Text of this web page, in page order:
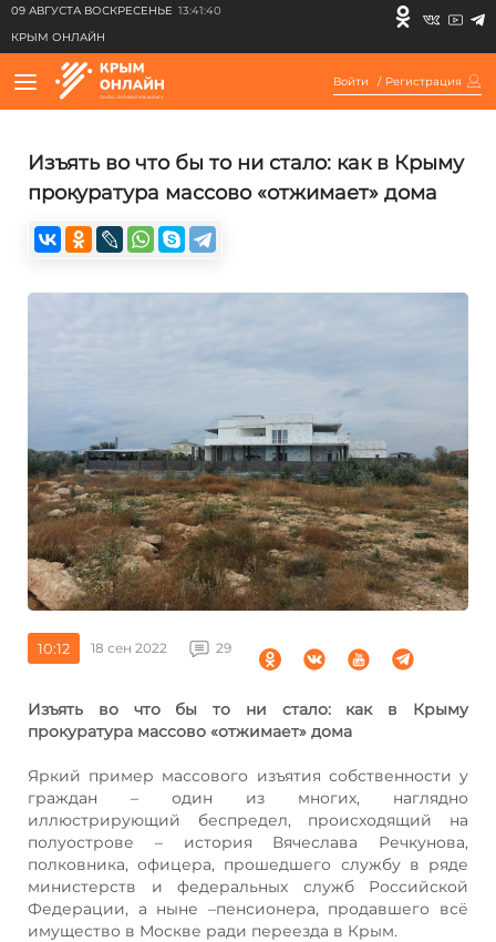
09 АВГУСТА ВОСКРЕСЕНЬЕ 13:41:40
КРЫМ ОНЛАЙН
Войти / Регистрация
Изъять во что бы то ни стало: как в Крыму
прокуратура массово «отжимает» дома
10:12 18 сен 2022 29
Изъять во что бы то ни стало: как в Крыму
прокуратура массово «отжимает» дома
Яркий пример массового изъятия собственности у
граждан – один из многих, наглядно
иллюстрирующий беспредел, происходящий на
полуострове – история Вячеслава Речкунова,
полковника, офицера, прошедшего службу в ряде
министерств и федеральных служб Российской
Федерации, а ныне –пенсионера, продавшего всё
имущество в Москве ради переезда в Крым.